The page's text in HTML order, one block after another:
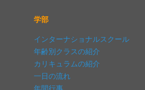
学部
インターナショナルスクール
年齢別クラスの紹介
カリキュラムの紹介
一日の流れ